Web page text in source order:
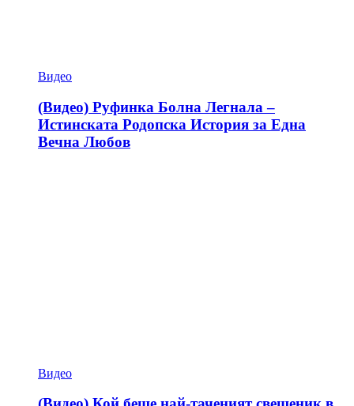
Видео
(Видео) Руфинка Болна Легнала –
Истинската Родопска История за Една
Вечна Любов
Видео